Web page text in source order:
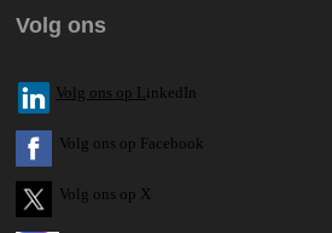
Volg ons
Volg ons op L inkedIn
Volg ons op Facebook
Volg ons op X